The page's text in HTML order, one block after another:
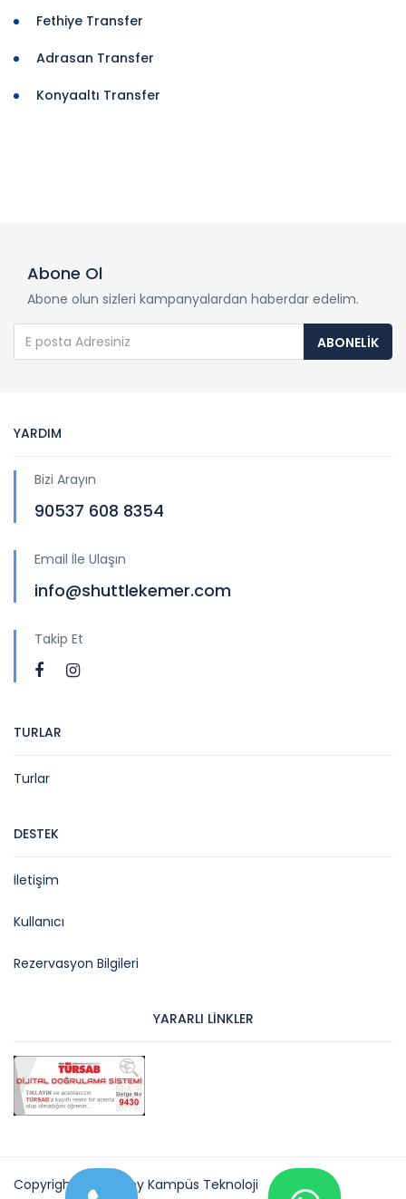
Fethiye Transfer
Adrasan Transfer
Konyaaltı Transfer
Abone Ol
Abone olun sizleri kampanyalardan haberdar edelim.
ABONELIK
YARDIM
Bizi Arayın
90537 608 8354
Email İle Ulaşın
info@shuttlekemer.com
Takip Et
TURLAR
Turlar
DESTEK
İletişim
Kullanıcı
Rezervasyon Bilgileri
YARARLI LINKLER
Copyright © 2026 by Kampüs Teknoloji